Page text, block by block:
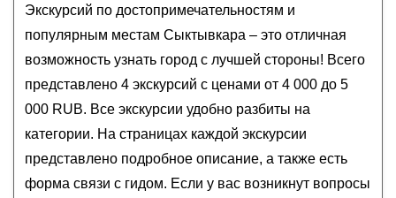
Пешком
Все
Сыктывкаре
Добро пожаловать в Сыктывкар!
Современное искусство в Сыктывкаре
сентябрь 2026года от 4 000до 5 000 RUB
Экскурсий по достопримечательностям и
популярным местам Сыктывкара – это отличная
возможность узнать город с лучшей стороны! Всего
представлено 4 экскурсий с ценами от 4 000 до 5
000 RUB. Все экскурсии удобно разбиты на
категории. На страницах каждой экскурсии
представлено подробное описание, а также есть
форма связи с гидом. Если у вас возникнут вопросы